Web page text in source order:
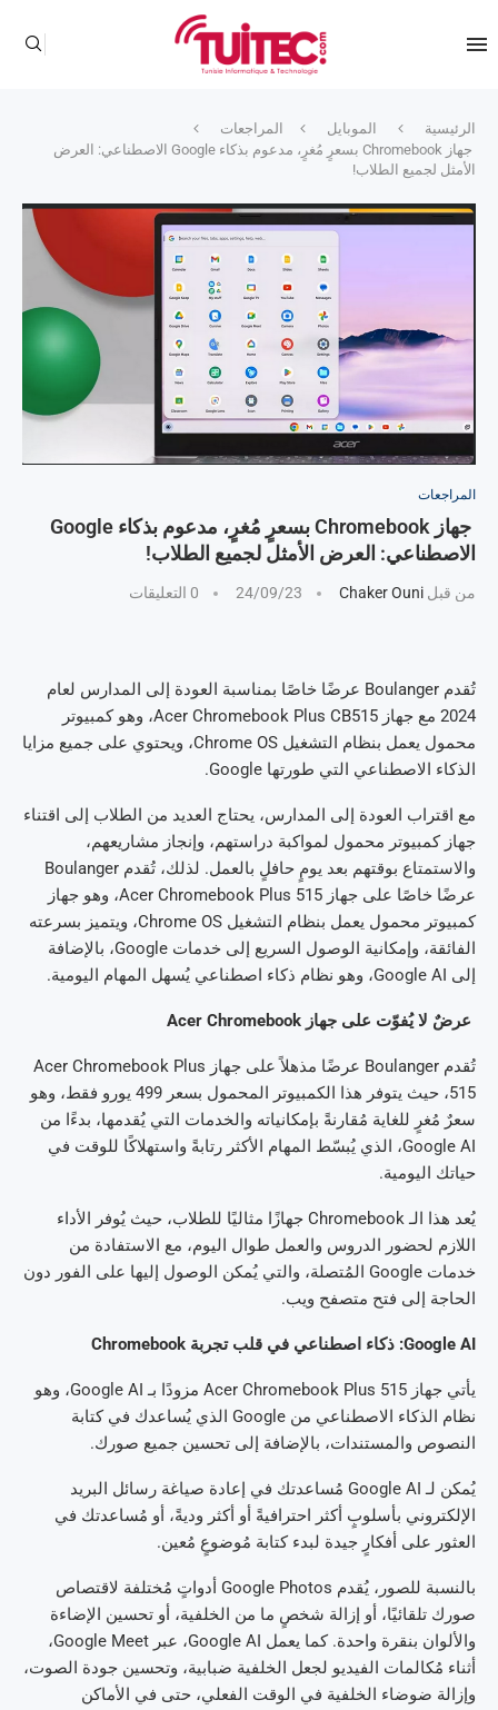
الرئيسية الموبايل
المراجعات
جهاز Chromebook بسعرٍ مُغرٍ، مدعوم بذكاء Google الاصطناعي: العرض
الأمثل لجميع الطلاب!
المراجعات
جهاز Chromebook بسعرٍ مُغرٍ، مدعوم بذكاء Google
الاصطناعي: العرض الأمثل لجميع الطلاب!
من قبل Chaker Ouni
24/09/23 0 التعليقات
تُقدم Boulanger عرضًا خاصًا بمناسبة العودة إلى المدارس لعام
2024 مع جهاز Acer Chromebook Plus CB515، وهو كمبيوتر
محمول يعمل بنظام التشغيل Chrome OS، ويحتوي على جميع مزايا
الذكاء الاصطناعي التي طورتها Google.
مع اقتراب العودة إلى المدارس، يحتاج العديد من الطلاب إلى اقتناء
جهاز كمبيوتر محمول لمواكبة دراستهم، وإنجاز مشاريعهم،
والاستمتاع بوقتهم بعد يومٍ حافلٍ بالعمل. لذلك، تُقدم Boulanger
عرضًا خاصًا على جهاز Acer Chromebook Plus 515، وهو جهاز
كمبيوتر محمول يعمل بنظام التشغيل Chrome OS، ويتميز بسرعته
الفائقة، وإمكانية الوصول السريع إلى خدمات Google، بالإضافة
إلى Google AI، وهو نظام ذكاء اصطناعي يُسهل المهام اليومية.
عرضٌ لا يُفوّت على جهاز Acer Chromebook
تُقدم Boulanger عرضًا مذهلاً على جهاز Acer Chromebook Plus
515، حيث يتوفر هذا الكمبيوتر المحمول بسعر 499 يورو فقط، وهو
سعرٌ مُغرٍ للغاية مُقارنةً بإمكانياته والخدمات التي يُقدمها، بدءًا من
Google AI، الذي يُبسّط المهام الأكثر رتابةً واستهلاكًا للوقت في
حياتك اليومية.
يُعد هذا الـ Chromebook جهازًا مثاليًا للطلاب، حيث يُوفر الأداء
اللازم لحضور الدروس والعمل طوال اليوم، مع الاستفادة من
خدمات Google المُتصلة، والتي يُمكن الوصول إليها على الفور دون
الحاجة إلى فتح متصفح ويب.
Google AI: ذكاء اصطناعي في قلب تجربة Chromebook
يأتي جهاز Acer Chromebook Plus 515 مزودًا بـ Google AI، وهو
نظام الذكاء الاصطناعي من Google الذي يُساعدك في كتابة
النصوص والمستندات، بالإضافة إلى تحسين جميع صورك.
يُمكن لـ Google AI مُساعدتك في إعادة صياغة رسائل البريد
الإلكتروني بأسلوبٍ أكثر احترافيةً أو أكثر وديةً، أو مُساعدتك في
العثور على أفكارٍ جيدة لبدء كتابة مُوضوعٍ مُعين.
بالنسبة للصور، يُقدم Google Photos أدواتٍ مُختلفة لاقتصاص
صورك تلقائيًا، أو إزالة شخصٍ ما من الخلفية، أو تحسين الإضاءة
والألوان بنقرة واحدة. كما يعمل Google AI، عبر Google Meet،
أثناء مُكالمات الفيديو لجعل الخلفية ضبابية، وتحسين جودة الصوت،
وإزالة ضوضاء الخلفية في الوقت الفعلي، حتى في الأماكن